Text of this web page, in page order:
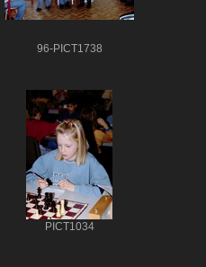
96-PICT1738
PICT1034